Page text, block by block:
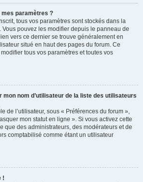
paramètres ?
tous vos paramètres sont stockés dans la
Vous pouvez les modifier depuis le panneau de
vers ce dernier se trouve généralement en
situé en haut des pages du forum. Ce
tous vos paramètres et toutes vos
mon nom d’utilisateur de la liste des utilisateurs
de l’utilisateur, sous « Préférences du forum »,
mon statut en ligne ». Si vous activez cette
que des administrateurs, des modérateurs et de
comptabilisé comme étant un utilisateur
!